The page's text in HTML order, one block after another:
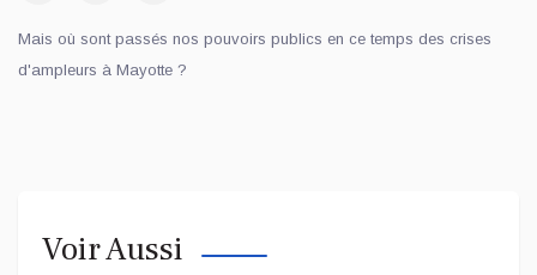
Mais où sont passés nos pouvoirs publics en ce temps des crises
d'ampleurs à Mayotte ?
Voir Aussi